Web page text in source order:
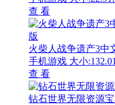
查 看
火柴人战争遗产3中
手机游戏 大小
查 看
钻石世界无限资源